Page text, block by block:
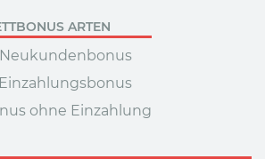
ARTEN
Neukundenbonus
Einzahlungsbonus
ohne Einzahlung